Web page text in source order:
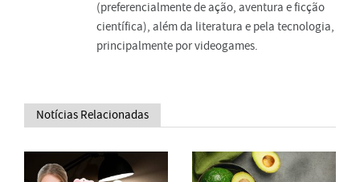
(preferencialmente de ação, aventura e ficção
científica), além da literatura e pela tecnologia,
principalmente por videogames.
Notícias Relacionadas